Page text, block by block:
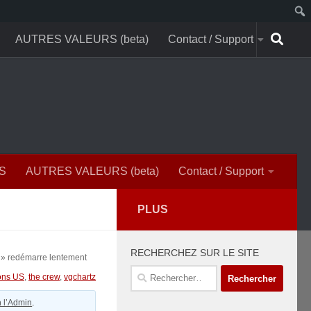
AUTRES VALEURS (beta) Contact / Support
AUTRES VALEURS (beta) Contact / Support
redémarre lentement
US, the crew, vgchartz
l’Admin.
PLUS
RECHERCHEZ SUR LE SITE
Rechercher :